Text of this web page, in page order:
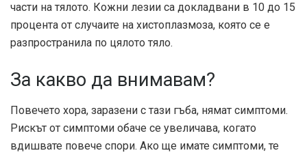
части на тялото. Кожни лезии са докладвани в 10 до 15
процента от случаите на хистоплазмоза, която се е
разпространила по цялото тяло.
За какво да внимавам?
Повечето хора, заразени с тази гъба, нямат симптоми.
Рискът от симптоми обаче се увеличава, когато
вдишвате повече спори. Ако ще имате симптоми, те